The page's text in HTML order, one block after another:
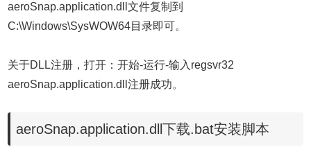
aeroSnap.application.dll文件复制到
C:\Windows\SysWOW64目录即可。
关于DLL注册，打开：开始-运行-输入regsvr32
aeroSnap.application.dll注册成功。
aeroSnap.application.dll下载.bat安装脚本